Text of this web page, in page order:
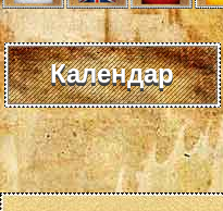
Календар